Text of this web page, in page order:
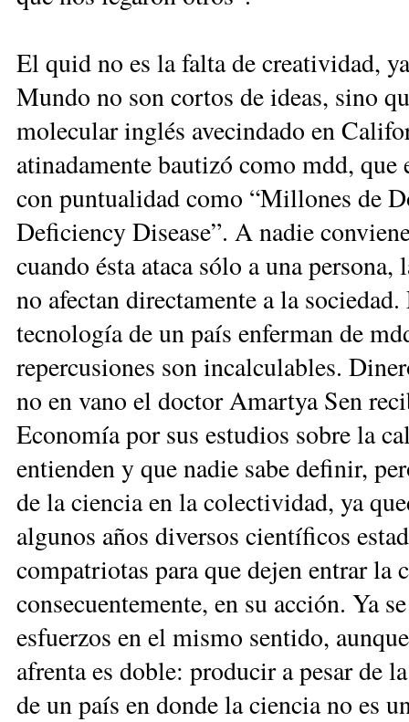
El quid no es la falta de creatividad,
Mundo no son cortos de ideas, sino
molecular inglés avecindado en
atinadamente bautizó como mdd,
con puntualidad como “Millones de
Deficiency Disease”. A nadie
cuando ésta ataca sólo a una
no afectan directamente a la
tecnología de un país enferman de
repercusiones son incalculables.
no en vano el doctor Amartya Sen
Economía por sus estudios sobre la
entienden y que nadie sabe definir,
de la ciencia en la colectividad, ya
algunos años diversos científicos
compatriotas para que dejen entrar la
consecuentemente, en su acción. Ya
esfuerzos en el mismo sentido,
afrenta es doble: producir a pesar de
de un país en donde la ciencia no es